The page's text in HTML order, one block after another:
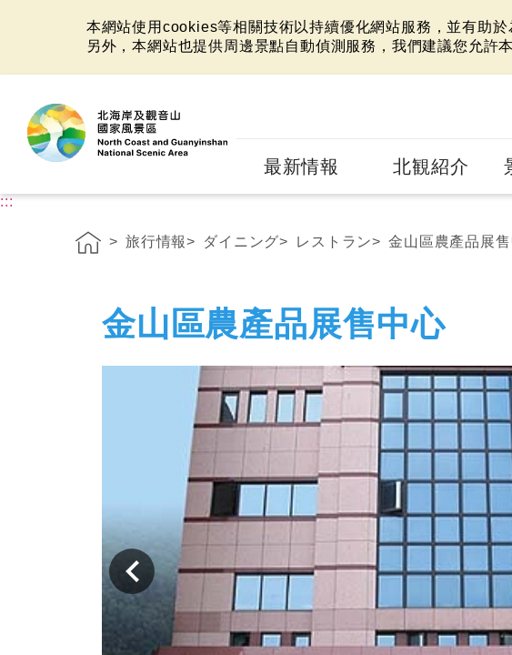
本網站使用cookies等相關技術以持續優化網站服務，並有助
另外，本網站也提供周邊景點自動偵測服務，我們建議您允許
最新情報 北観紹介
:::
旅行情報 ダイニング レストラン 金山區農產品展
金山區農產品展售中心